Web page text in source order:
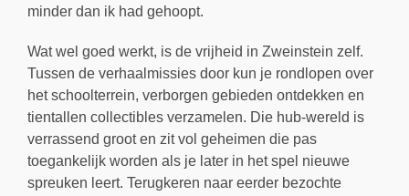
minder dan ik had gehoopt.
Wat wel goed werkt, is de vrijheid in Zweinstein zelf.
Tussen de verhaalmissies door kun je rondlopen over
het schoolterrein, verborgen gebieden ontdekken en
tientallen collectibles verzamelen. Die hub-wereld is
verrassend groot en zit vol geheimen die pas
toegankelijk worden als je later in het spel nieuwe
spreuken leert. Terugkeren naar eerder bezochte